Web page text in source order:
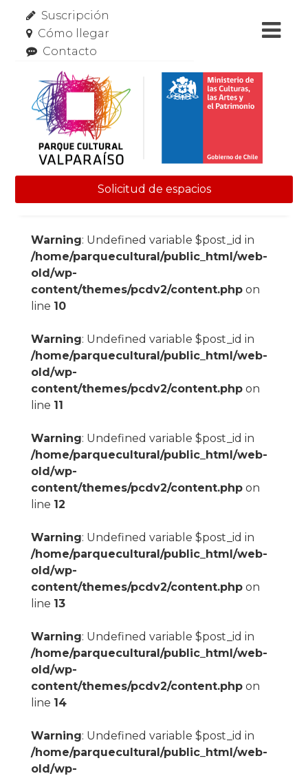
Suscripción
Cómo llegar
Contacto
Solicitud de espacios
Warning: Undefined variable $post_id in
/home/parquecultural/public_html/web-
old/wp-
content/themes/pcdv2/content.phpon
line 10
Warning: Undefined variable $post_id in
/home/parquecultural/public_html/web-
old/wp-
content/themes/pcdv2/content.phpon
line 11
Warning: Undefined variable $post_id in
/home/parquecultural/public_html/web-
old/wp-
content/themes/pcdv2/content.phpon
line 12
Warning: Undefined variable $post_id in
/home/parquecultural/public_html/web-
old/wp-
content/themes/pcdv2/content.phpon
line 13
Warning: Undefined variable $post_id in
/home/parquecultural/public_html/web-
old/wp-
content/themes/pcdv2/content.phpon
line 14
Warning: Undefined variable $post_id in
/home/parquecultural/public_html/web-
old/wp-